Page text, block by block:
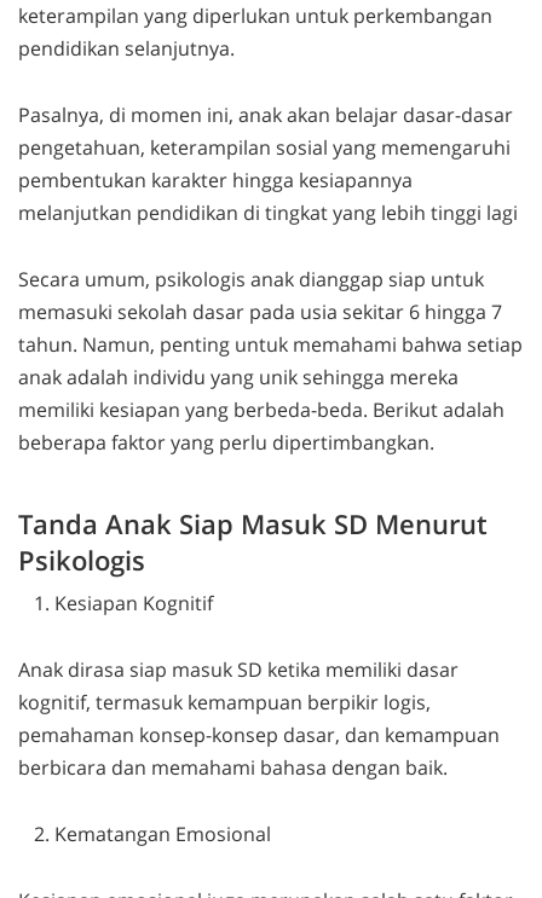
keterampilan yang diperlukan untuk perkembangan
pendidikan selanjutnya.
Pasalnya, di momen ini, anak akan belajar dasar-dasar
pengetahuan, keterampilan sosial yang memengaruhi
pembentukan karakter hingga kesiapannya
melanjutkan pendidikan di tingkat yang lebih tinggi lagi
Secara umum, psikologis anak dianggap siap untuk
memasuki sekolah dasar pada usia sekitar 6 hingga 7
tahun. Namun, penting untuk memahami bahwa setiap
anak adalah individu yang unik sehingga mereka
memiliki kesiapan yang berbeda-beda. Berikut adalah
beberapa faktor yang perlu dipertimbangkan.
Tanda Anak Siap Masuk SD Menurut
Psikologis
Kesiapan Kognitif
Anak dirasa siap masuk SD ketika memiliki dasar
kognitif, termasuk kemampuan berpikir logis,
pemahaman konsep-konsep dasar, dan kemampuan
berbicara dan memahami bahasa dengan baik.
Kematangan Emosional